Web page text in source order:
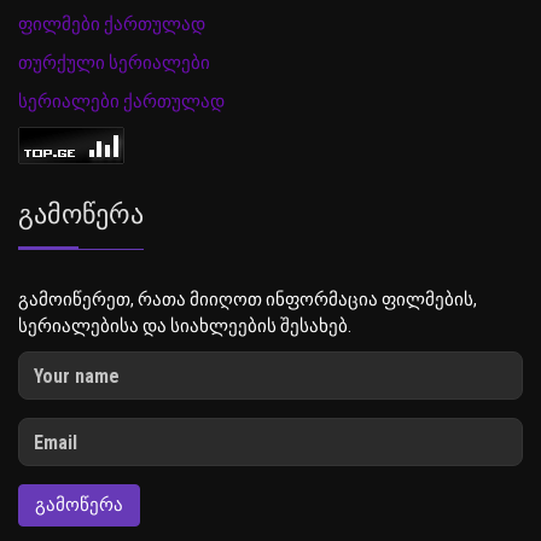
ფილმები ქართულად
თურქული სერიალები
სერიალები ქართულად
Გამოწერა
გამოიწერეთ, რათა მიიღოთ ინფორმაცია ფილმების,
სერიალებისა და სიახლეების შესახებ.
ᲒᲐᲛᲝᲬᲔᲠᲐ